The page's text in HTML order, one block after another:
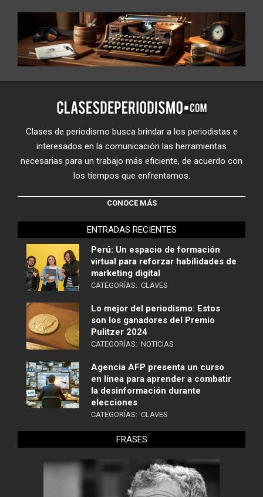
Clases de periodismo busca brindar a los periodistas e
interesados en la comunicación las herramientas
necesarias para un trabajo más eficiente, de acuerdo con
los tiempos que enfrentamos.
CONOCE MÁS
ENTRADAS RECIENTES
Perú: Un espacio de formación
virtual para reforzar habilidades de
marketing digital
CATEGORÍAS: CLAVES
Lo mejor del periodismo: Estos
son los ganadores del Premio
Pulitzer 2024
CATEGORÍAS: NOTICIAS
Agencia AFP presenta un curso
en línea para aprender a combatir
la desinformación durante
elecciones
CATEGORÍAS: CLAVES
FRASES